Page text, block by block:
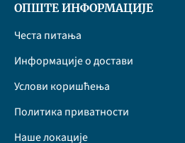
ОПШТЕ ИНФОРМАЦИЈЕ
Честа питања
Информације о достави
Услови коришћења
Политика приватности
Наше локације